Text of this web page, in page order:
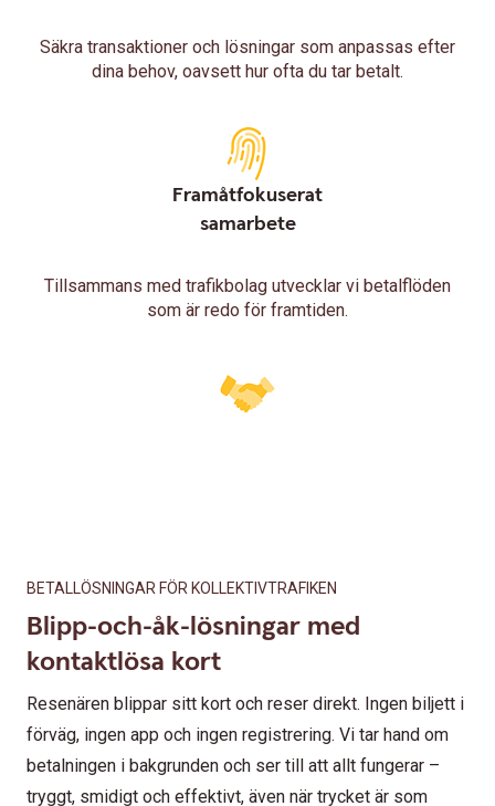
Säkra transaktioner och lösningar som anpassas efter
dina behov, oavsett hur ofta du tar betalt.
Framåtfokuserat
samarbete
Tillsammans med trafikbolag utvecklar vi betalflöden
som är redo för framtiden.
BETALLÖSNINGAR FÖR KOLLEKTIVTRAFIKEN
Blipp-och-åk-lösningar med
kontaktlösa kort
Resenären blippar sitt kort och reser direkt. Ingen biljett i
förväg, ingen app och ingen registrering. Vi tar hand om
betalningen i bakgrunden och ser till att allt fungerar –
tryggt, smidigt och effektivt, även när trycket är som